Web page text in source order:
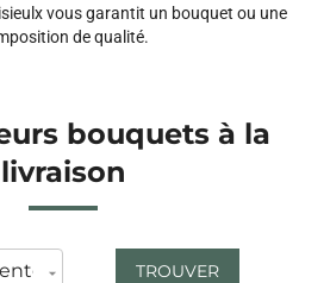
vous garantit un bouquet ou une
de qualité.
bouquets à la
livraison
TROUVER